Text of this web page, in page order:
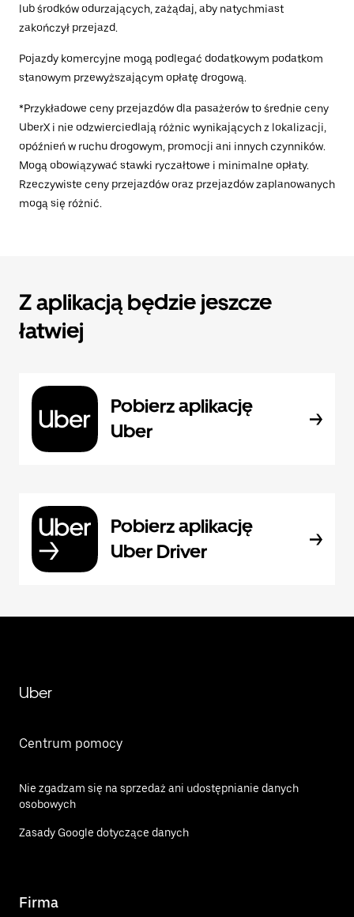
lub środków odurzających, zażądaj, aby natychmiast
zakończył przejazd.
Pojazdy komercyjne mogą podlegać dodatkowym podatkom
stanowym przewyższającym opłatę drogową.
*Przykładowe ceny przejazdów dla pasażerów to średnie ceny
UberX i nie odzwierciedlają różnic wynikających z lokalizacji,
opóźnień w ruchu drogowym, promocji ani innych czynników.
Mogą obowiązywać stawki ryczałtowe i minimalne opłaty.
Rzeczywiste ceny przejazdów oraz przejazdów zaplanowanych
mogą się różnić.
Z aplikacją będzie jeszcze
łatwiej
Pobierz aplikację
Uber
Pobierz aplikację
Uber Driver
Uber
Centrum pomocy
Nie zgadzam się na sprzedaż ani udostępnianie danych
osobowych
Zasady Google dotyczące danych
Firma